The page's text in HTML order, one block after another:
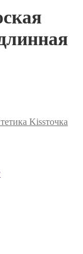
Kissточка